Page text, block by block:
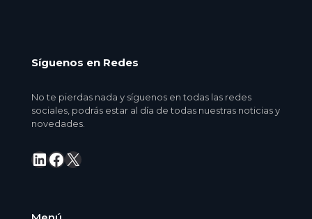
Síguenos en Redes
No te pierdas nada y síguenos en todas las redes
sociales, podrás estar al día de todas nuestras noticias y
novedades.
LinkedIn
Facebook
X